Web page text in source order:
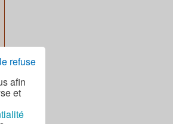
afin
et
refuse